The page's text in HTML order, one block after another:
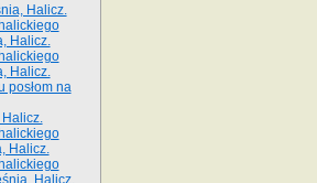
Halicz.
Halicz.
Halicz.
posłom na
Halicz.
Halicz.